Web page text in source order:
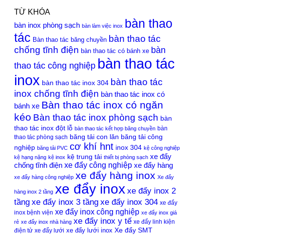
TỪ KHÓA
bàn inox phòng sạch bàn làm việc inox bàn thao
tác Bàn thao tác băng chuyền bàn thao tác
chống tĩnh điện bàn thao tác có bánh xe bàn
thao tác công nghiệp bàn thao tác
inox bàn thao tác inox 304 bàn thao tác
inox chống tĩnh điện bàn thao tác inox có
bánh xe Bàn thao tác inox có ngăn
kéo Bàn thao tác inox phòng sạch bàn
thao tác inox đột lỗ bàn thao tác kết hợp băng chuyền bàn
thao tác phòng sạch băng tải con lăn băng tải công
nghiệp băng tải PVC cơ khí hnt inox 304 kệ công nghiệp
kệ hạng nặng kệ inox kệ trung tải thiết bị phòng sạch xe đẩy
chống tĩnh điện xe đẩy công nghiệp xe đẩy hàng
xe đẩy hàng công nghiệp xe đẩy hàng inox Xe đẩy
hàng inox 2 tầng xe đẩy inox xe đẩy inox 2
tầng xe đẩy inox 3 tầng xe đẩy inox 304 xe đẩy
inox bệnh viện xe đẩy inox công nghiệp xe đẩy inox giá
rẻ xe đẩy inox nhà hàng xe đẩy inox y tế xe đẩy linh kiện
điện tử xe đẩy lưới xe đẩy lưới inox Xe đẩy SMT